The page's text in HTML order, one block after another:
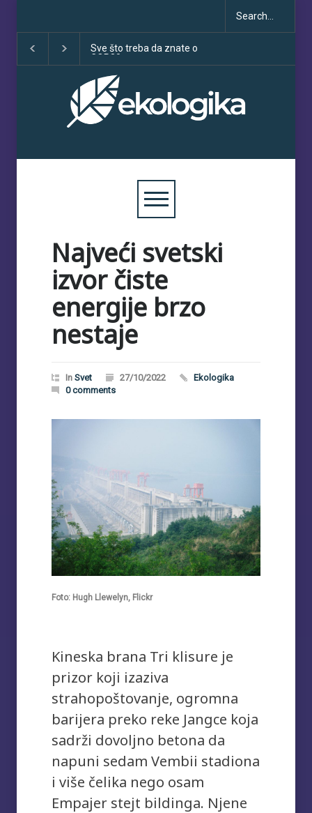
Klimatske dezinformacije u
porastu uoči COP30
obećanja i učinka
Najveći svetski
izvor čiste
energije brzo
nestaje
In Svet 27/10/2022
Ekologika
0 comments
Foto: Hugh Llewelyn, Flickr
Kineska brana Tri klisure je
prizor koji izaziva
strahopoštovanje, ogromna
barijera preko reke Jangce koja
sadrži dovoljno betona da
napuni sedam Vembii stadiona
i više čelika nego osam
Empajer stejt bildinga. Njene